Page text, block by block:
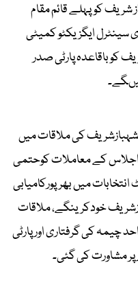
کوپہلے قائم مقام
سینٹرل ایگزیکٹو کمیٹی
کو باقاعدہ پارٹی صدر
شہبازشریف کی ملاقات میں
اجلاس کے معاملات کوحتمی
میں بھرپورکامیابی
خودکرینگے، ملاقات
چیمہ کی گرفتاری اور پارٹی
مشاورت کی گئی۔